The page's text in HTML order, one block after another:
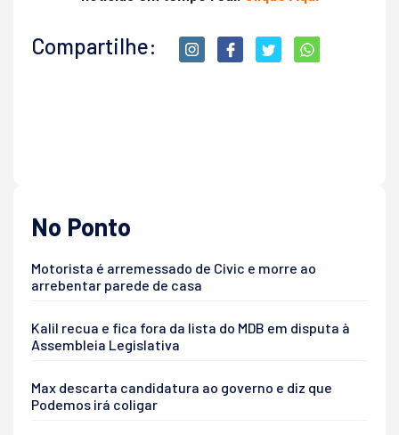
Compartilhe:
No Ponto
Motorista é arremessado de Civic e morre ao
arrebentar parede de casa
Kalil recua e fica fora da lista do MDB em disputa à
Assembleia Legislativa
Max descarta candidatura ao governo e diz que
Podemos irá coligar